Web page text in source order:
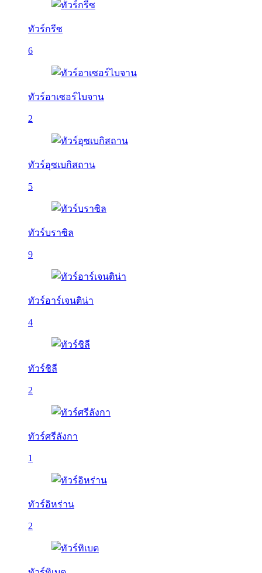
ทัวร์กรีซ
6
ทัวร์อาเซอร์ไบจาน
2
ทัวร์อุซเบกิสถาน
5
ทัวร์บราซิล
9
ทัวร์อาร์เจนติน่า
4
ทัวร์ชิลี
2
ทัวร์ศรีลังกา
1
ทัวร์อิหร่าน
2